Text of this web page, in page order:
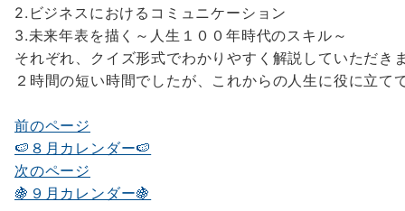
2.ビジネスにおけるコミュニケーション
3.未来年表を描く～人生１００年時代のスキル～
それぞれ、クイズ形式でわかりやすく解説していただき
２時間の短い時間でしたが、これからの人生に役に立て
投
稿
ナ
前のページ
🍉８月カレンダー🍉
次のページ
🍇９月カレンダー🍇